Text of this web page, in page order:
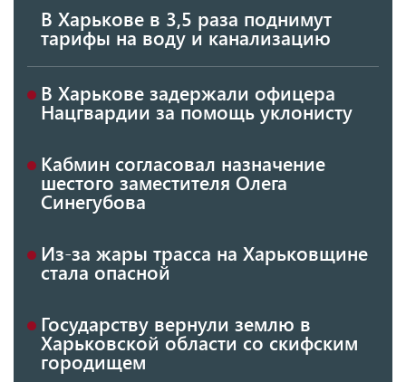
В Харькове в 3,5 раза поднимут
тарифы на воду и канализацию
В Харькове задержали офицера
Нацгвардии за помощь уклонисту
Кабмин согласовал назначение
шестого заместителя Олега
Синегубова
Из-за жары трасса на Харьковщине
стала опасной
Государству вернули землю в
Харьковской области со скифским
городищем